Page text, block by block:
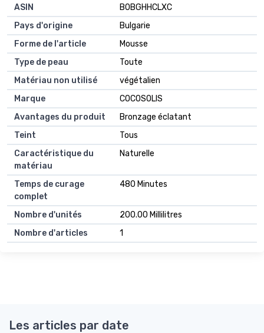
ASIN
B0BGHHCLXC
Pays d'origine
Bulgarie
Forme de l'article
Mousse
Type de peau
Toute
Matériau non utilisé
végétalien
Marque
COCOSOLIS
Avantages du produit
Bronzage éclatant
Teint
Tous
Caractéristique du
matériau
Naturelle
Temps de curage
complet
480 Minutes
Nombre d'unités
200.00 Millilitres
Nombre d'articles
1
Les articles par date